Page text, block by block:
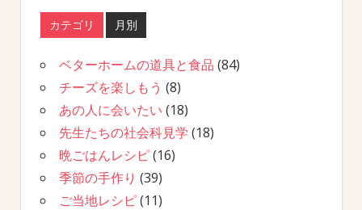
カテゴリ 月別
ベターホームの道具と食品 (84)
チーズを楽しもう (8)
あの人に会いたい (18)
先生たちの社会科見学 (18)
晩ごはんレシピ(16)
季節の手作り (39)
ご当地レシピ(11)